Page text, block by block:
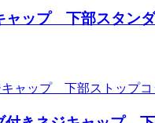
ャップ 下部スタン